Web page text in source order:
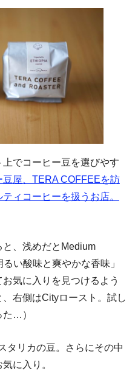
でコーヒー豆を選びやす
豆屋、TERA COFFEEを訪
ィコーヒーを扱うお店。
、浅めだとMedium
い酸味と爽やかな香味」
気に入りを見つけるよう
右側はCityロースト。試し
た…）
タリカの豆。さらにその中
に入り。